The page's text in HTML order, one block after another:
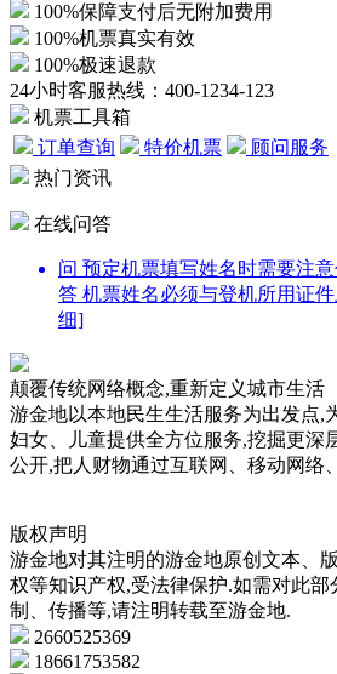
100%保障支付后无附加费用
100%机票真实有效
100%极速退款
24小时客服热线： 400-1234-123
机票工具箱
订单查询
特价机票
顾问服务
热门资讯
在线问答
问 预定机票填写姓名时需要注意
答 机票姓名必须与登机所用证
细]
颠覆传统网络概念,重新定义城市生活
游金地以本地民生生活服务为出发点,
妇女、儿童提供全方位服务,挖掘更深
公开,把人财物通过互联网、移动网络
版权声明
游金地对其注明的游金地原创文本、
权等知识产权,受法律保护.如需对此部
制、传播等,请注明转载至游金地.
2660525369
18661753582